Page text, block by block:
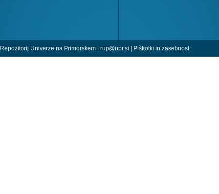
Repozitorij Univerze na Primorskem | rup@upr.si | Piškotki in zasebnost